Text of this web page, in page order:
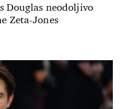
Douglas neodoljivo
Zeta-Jones